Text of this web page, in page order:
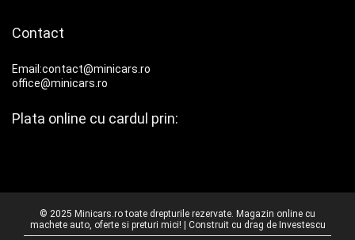
Contact
Email:contact@minicars.ro
office@minicars.ro
Plata online cu cardul prin:
© 2025 Minicars.ro toate drepturile rezervate. Magazin online cu
machete auto, oferte si preturi mici! | Construit cu drag de Investescu